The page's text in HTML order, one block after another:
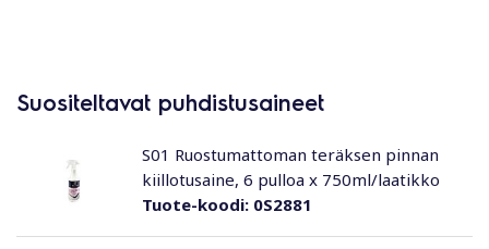
Suositeltavat puhdistusaineet
Tuote-koodi:0S2881
S01 Ruostumattoman teräksen pinnan
kiillotusaine, 6 pulloa x 750ml/laatikko